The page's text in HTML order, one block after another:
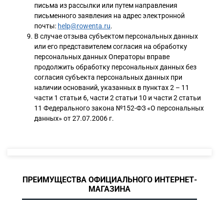
письма из рассылки или путем направления
письменного заявления на адрес электронной
почты: help@rowenta.ru.
В случае отзыва субъектом персональных данных
или его представителем согласия на обработку
персональных данных Операторы вправе
продолжить обработку персональных данных без
согласия субъекта персональных данных при
наличии оснований, указанных в пунктах 2 – 11
части 1 статьи 6, части 2 статьи 10 и части 2 статьи
11 Федерального закона №152-ФЗ «О персональных
данных» от 27.07.2006 г.
ПРЕИМУЩЕСТВА ОФИЦИАЛЬНОГО ИНТЕРНЕТ-
МАГАЗИНА